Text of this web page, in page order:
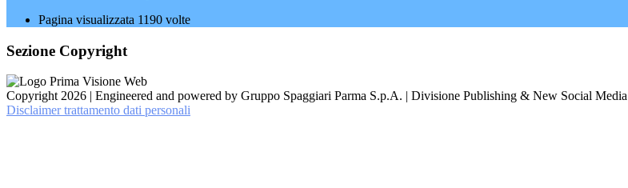
Pagina visualizzata 1190 volte
Sezione Copyright
Copyright 2026 | Engineered and powered by Gruppo Spaggiari Parma S.p.A. | Divisione Publishing & New Social Media
Disclaimer trattamento dati personali